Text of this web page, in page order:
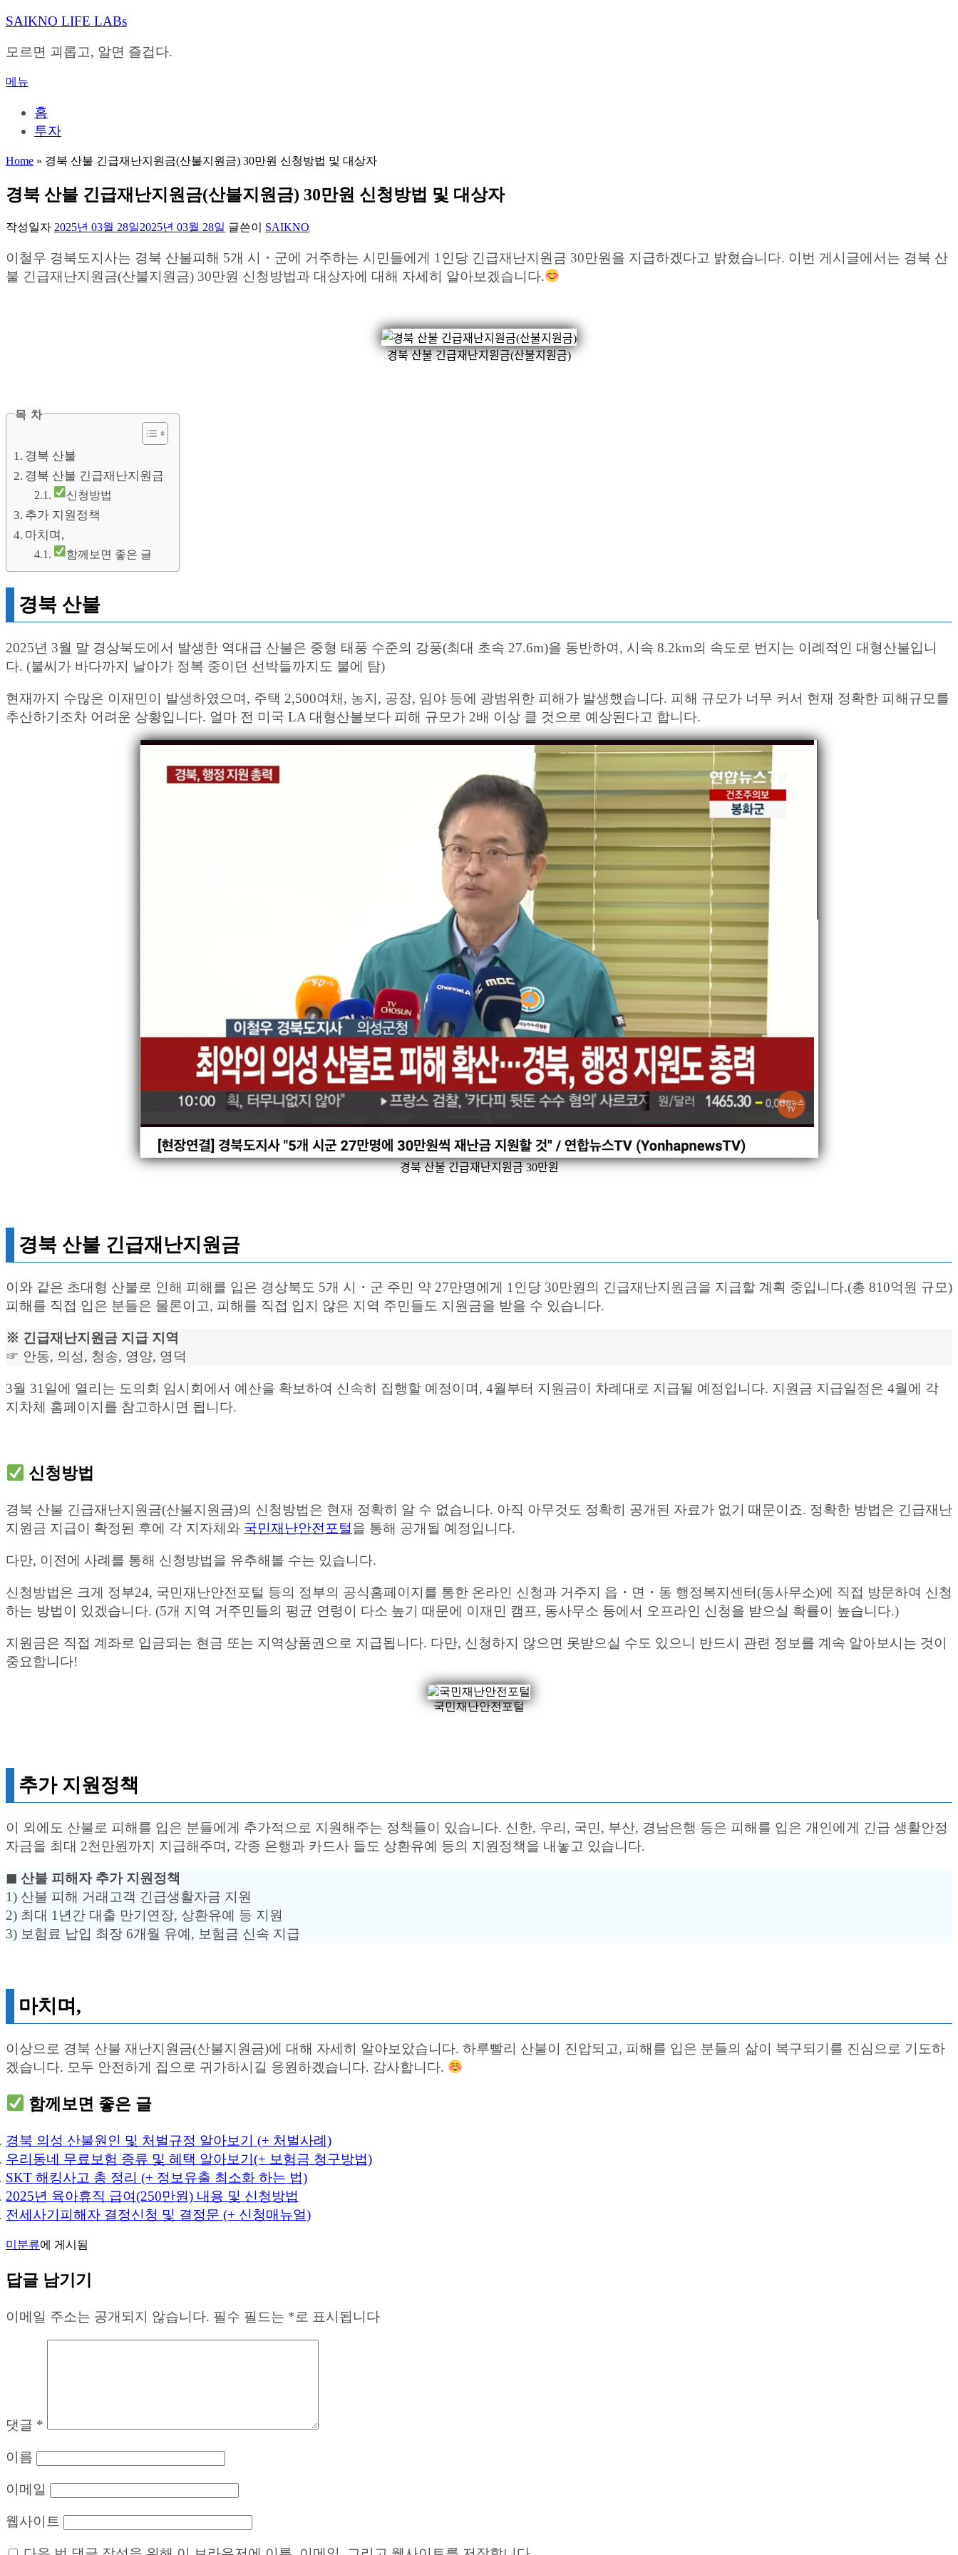
내
으
바
SAIKNO LIFE LABs
모르면 괴롭고, 알면 즐겁다.
메뉴
홈
투자
Home » 경북 산불 긴급재난지원금(산불지원금) 30만원 신청방법 및 대상자
경북 산불 긴급재난지원금(산불지원금) 30만원 신청방법 및 대상자
작성일자 2025년 03월 28일2025년 03월 28일 글쓴이 SAIKNO
이철우 경북도지사는 경북 산불피해 5개 시・군에 거주하는 시민들에게 1인당 긴급재난지원금 30만원을 지급하겠다고 밝혔습니다. 이번 게시글에서는 경북 산
불 긴급재난지원금(산불지원금) 30만원 신청방법과 대상자에 대해 자세히 알아보겠습니다.
경북 산불 긴급재난지원금(산불지원금)
목 차
경북 산불
경북 산불 긴급재난지원금
신청방법
추가 지원정책
마치며,
함께보면 좋은 글
경북 산불
2025년 3월 말 경상북도에서 발생한 역대급 산불은 중형 태풍 수준의 강풍(최대 초속 27.6m)을 동반하여, 시속 8.2km의 속도로 번지는 이례적인 대형산불입니
다. (불씨가 바다까지 날아가 정복 중이던 선박들까지도 불에 탐)
현재까지 수많은 이재민이 발생하였으며, 주택 2,500여채, 농지, 공장, 임야 등에 광범위한 피해가 발생했습니다. 피해 규모가 너무 커서 현재 정확한 피해규모를
추산하기조차 어려운 상황입니다. 얼마 전 미국 LA 대형산불보다 피해 규모가 2배 이상 클 것으로 예상된다고 합니다.
경북 산불 긴급재난지원금 30만원
경북 산불 긴급재난지원금
이와 같은 초대형 산불로 인해 피해를 입은 경상북도 5개 시・군 주민 약 27만명에게 1인당 30만원의 긴급재난지원금을 지급할 계획 중입니다.(총 810억원 규모)
피해를 직접 입은 분들은 물론이고, 피해를 직접 입지 않은 지역 주민들도 지원금을 받을 수 있습니다.
※ 긴급재난지원금 지급 지역
☞ 안동, 의성, 청송, 영양, 영덕
3월 31일에 열리는 도의회 임시회에서 예산을 확보하여 신속히 집행할 예정이며, 4월부터 지원금이 차례대로 지급될 예정입니다. 지원금 지급일정은 4월에 각
지차체 홈페이지를 참고하시면 됩니다.
신청방법
경북 산불 긴급재난지원금(산불지원금)의 신청방법은 현재 정확히 알 수 없습니다. 아직 아무것도 정확히 공개된 자료가 없기 때문이죠. 정확한 방법은 긴급재난
지원금 지급이 확정된 후에 각 지자체와 국민재난안전포털을 통해 공개될 예정입니다.
다만, 이전에 사례를 통해 신청방법을 유추해볼 수는 있습니다.
신청방법은 크게 정부24, 국민재난안전포털 등의 정부의 공식홈페이지를 통한 온라인 신청과 거주지 읍・면・동 행정복지센터(동사무소)에 직접 방문하여 신청
하는 방법이 있겠습니다. (5개 지역 거주민들의 평균 연령이 다소 높기 때문에 이재민 캠프, 동사무소 등에서 오프라인 신청을 받으실 확률이 높습니다.)
지원금은 직접 계좌로 입금되는 현금 또는 지역상품권으로 지급됩니다. 다만, 신청하지 않으면 못받으실 수도 있으니 반드시 관련 정보를 계속 알아보시는 것이
중요합니다!
국민재난안전포털
추가 지원정책
이 외에도 산불로 피해를 입은 분들에게 추가적으로 지원해주는 정책들이 있습니다. 신한, 우리, 국민, 부산, 경남은행 등은 피해를 입은 개인에게 긴급 생활안정
자금을 최대 2천만원까지 지급해주며, 각종 은행과 카드사 들도 상환유예 등의 지원정책을 내놓고 있습니다.
◼︎ 산불 피해자 추가 지원정책
1) 산불 피해 거래고객 긴급생활자금 지원
2) 최대 1년간 대출 만기연장, 상환유예 등 지원
3) 보험료 납입 최장 6개월 유예, 보험금 신속 지급
마치며,
이상으로 경북 산불 재난지원금(산불지원금)에 대해 자세히 알아보았습니다. 하루빨리 산불이 진압되고, 피해를 입은 분들의 삶이 복구되기를 진심으로 기도하
겠습니다. 모두 안전하게 집으로 귀가하시길 응원하겠습니다. 감사합니다.
함께보면 좋은 글
경북 의성 산불원인 및 처벌규정 알아보기 (+ 처벌사례)
우리동네 무료보험 종류 및 혜택 알아보기(+ 보험금 청구방법)
SKT 해킹사고 총 정리 (+ 정보유출 최소화 하는 법)
2025년 육아휴직 급여(250만원) 내용 및 신청방법
전세사기피해자 결정신청 및 결정문 (+ 신청매뉴얼)
미분류에 게시됨
답글 남기기
이메일 주소는 공개되지 않습니다. 필수 필드는 *로 표시됩니다
댓글 *
이름
이메일
웹사이트